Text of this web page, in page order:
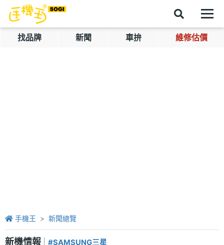
找品牌 新聞 車拚 維修估價
手機王 新聞總覽
新機情報 #SAMSUNG三星